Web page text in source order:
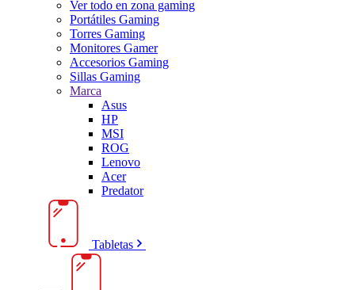
Ver todo en zona gaming
Portátiles Gaming
Torres Gaming
Monitores Gamer
Accesorios Gaming
Sillas Gaming
Marca
Asus
HP
MSI
ROG
Lenovo
Acer
Predator
Tabletas